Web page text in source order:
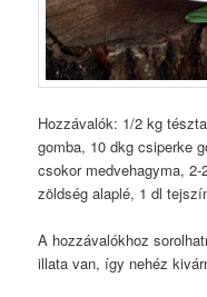
Hozzávalók: 1/2 kg
gomba, 10 dkg csiperke
csokor medvehagyma,
zöldség alaplé, 1 dl
A hozzávalókhoz
illata van, így nehéz